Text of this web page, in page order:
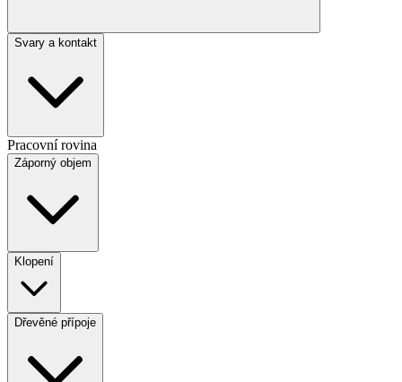
Svary a kontakt
Pracovní rovina
Záporný objem
Klopení
Dřevěné přípoje